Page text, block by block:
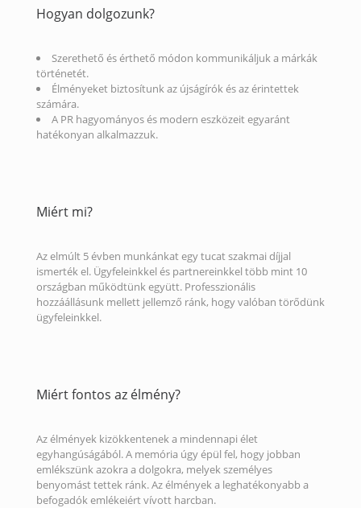
Hogyan dolgozunk?
Szerethető és érthető módon kommunikáljuk a márkák
történetét.
Élményeket biztosítunk az újságírók és az érintettek
számára.
A PR hagyományos és modern eszközeit egyaránt
hatékonyan alkalmazzuk.
Miért mi?
Az elmúlt 5 évben munkánkat egy tucat szakmai díjjal
ismerték el. Ügyfeleinkkel és partnereinkkel több mint 10
országban működtünk együtt. Professzionális
hozzáállásunk mellett jellemző ránk, hogy valóban törődünk
ügyfeleinkkel.
Miért fontos az élmény?
Az élmények kizökkentenek a mindennapi élet
egyhangúságából. A memória úgy épül fel, hogy jobban
emlékszünk azokra a dolgokra, melyek személyes
benyomást tettek ránk. Az élmények a leghatékonyabb a
befogadók emlékeiért vívott harcban.